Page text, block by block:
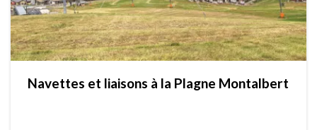
Navettes et liaisons à la Plagne Montalbert